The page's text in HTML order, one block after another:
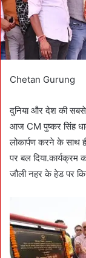
Chetan Gurung
दुनिया और देश की
आज CM पुष्कर सिंह
लोकार्पण करने के साथ
पर बल
जौली नहर के हेड पर